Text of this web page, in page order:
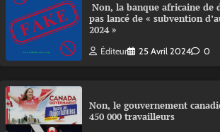
Non, la banque africaine de
pas lancé de « subvention
2024 »
Éditeur 25 Avril 2024 0
Non, le gouvernement
450 000 travailleurs